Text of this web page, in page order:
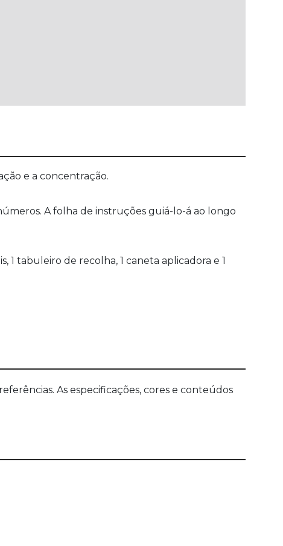
e a concentração.
A folha de instruções guiá-lo-á ao longo
1 tabuleiro de recolha, 1 caneta aplicadora e 1
As especificações, cores e conteúdos